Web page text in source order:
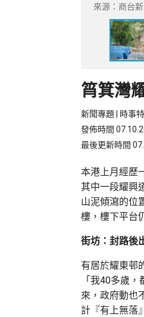
來源：商台
筲箕灣
新聞專題 | 時事
發佈時間
最後更新時間
本港上月經歷
其中一段耀興
山泥傾瀉的位
樓，樓下平台
街坊：封路後
有居於耀東邨
「我40多歲
來，政府動也
計『有上無落